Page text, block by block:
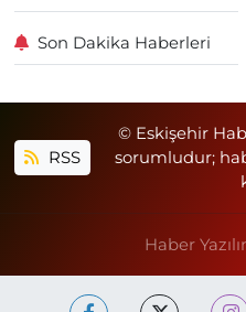
Son Dakika Haberleri
RSS
© Eskişehir
sorumludur;
Haber